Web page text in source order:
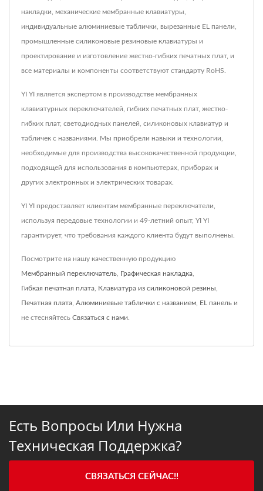
накладки, механические мембранные клавиатуры,
индивидуальные алюминиевые таблички, вырезанные EL панели,
промышленные силиконовые резиновые клавиатуры и
проектирование и изготовление жестко-гибких печатных плат, и
все материалы и компоненты соответствуют стандарту RoHS.
YI YI является экспертом в производстве мембранных
клавиатурных переключателей, гибких печатных плат, жестко-
гибких плат, светодиодных панелей, силиконовых клавиатур и
табличек с названиями. Мы приобрели навыки и технологии,
необходимые для производства высококачественной продукции,
подходящей для использования в компьютерах, приборах и
других электронных и электрических товарах.
YI YI предоставляет клиентам мембранные переключатели,
используя передовые технологии и 49-летний опыт, YI YI
гарантирует, что требования каждого клиента будут выполнены.
Посмотрите на нашу качественную продукцию
Мембранный переключатель Графическая накладка
Гибкая печатная плата Клавиатура из силиконовой резины
Печатная плата Алюминиевые таблички с названием EL панель и
не стесняйтесь Связаться с нами
Есть Вопросы Или Нужна
Техническая Поддержка?
СВЯЗАТЬСЯ СЕЙЧАС!!